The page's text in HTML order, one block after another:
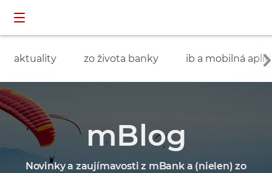
aktuality zo života banky ib a mobilná
mBlog
Novinky a zaujímavosti z mBank a (nielen) zo